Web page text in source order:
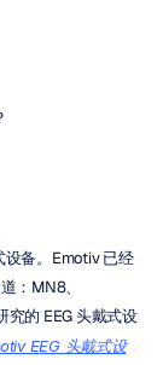
设备。Emotiv 已经
：MN8、
的 EEG 头戴式设
EEG 头戴式设